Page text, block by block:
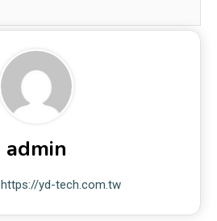
admin
https://yd-tech.com.tw